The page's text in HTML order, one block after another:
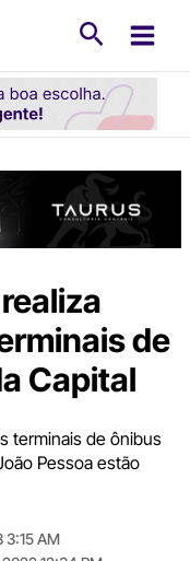
de
Capital
terminais de ônibus
Pessoa estão
3:15 AM